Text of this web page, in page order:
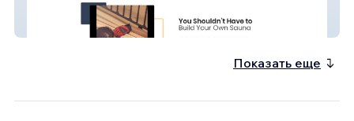
Malibu Plunge And Sauna
Показать еще